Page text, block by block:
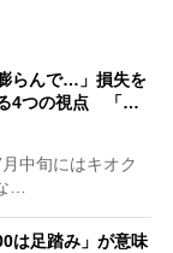
らんで…」損失を
る4つの視点 「…
中旬にはキオク
…
は足踏み」が意味